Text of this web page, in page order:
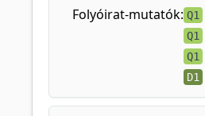
Folyóirat-mutatók: Q1
Q1
Q1
D1